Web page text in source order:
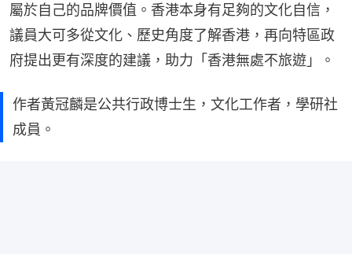
屬於自己的品牌價值。香港本身有足夠的文化自信，
議員大可多從文化、歷史角度了解香港，再向特區政
府提出更有深度的建議，助力「香港無處不旅遊」。
作者黃冠麟是公共行政博士生，文化工作者，學研社
成員。